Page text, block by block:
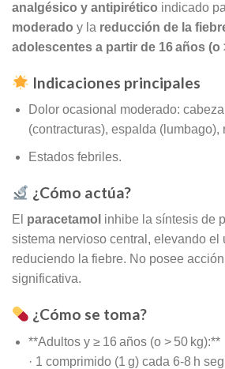
analgésico y antipirético indicado
moderado y la reducción de la
adolescentes a partir de 16 años (o
Indicaciones principales
Dolor ocasional moderado:
(contracturas), espalda (lumbago),
Estados febriles.
¿Cómo actúa?
El paracetamol inhibe la síntesis de
sistema nervioso central, elevando el
reduciendo la fiebre. No posee
significativa.
¿Cómo se toma?
**Adultos y ≥ 16 años (o > 50 kg):**
· 1 comprimido (1 g) cada 6‑8 h